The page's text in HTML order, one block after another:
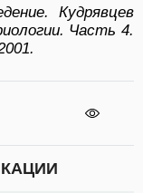
Кудрявцев
Часть 4.